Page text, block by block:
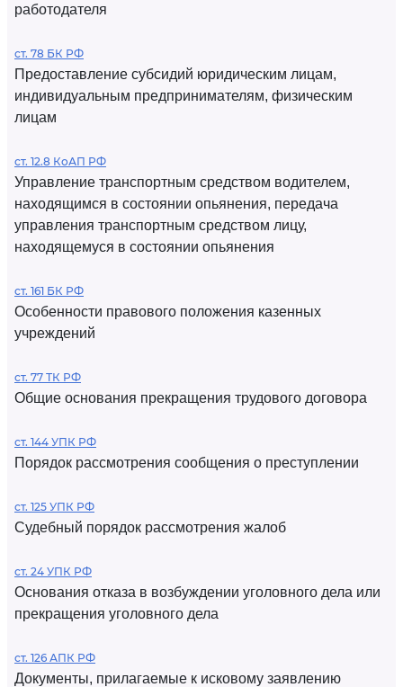
работодателя
ст. 78 БК РФ
Предоставление субсидий юридическим лицам,
индивидуальным предпринимателям, физическим
лицам
ст. 12.8 КоАП РФ
Управление транспортным средством водителем,
находящимся в состоянии опьянения, передача
управления транспортным средством лицу,
находящемуся в состоянии опьянения
ст. 161 БК РФ
Особенности правового положения казенных
учреждений
ст. 77 ТК РФ
Общие основания прекращения трудового договора
ст. 144 УПК РФ
Порядок рассмотрения сообщения о преступлении
ст. 125 УПК РФ
Судебный порядок рассмотрения жалоб
ст. 24 УПК РФ
Основания отказа в возбуждении уголовного дела или
прекращения уголовного дела
ст. 126 АПК РФ
Документы, прилагаемые к исковому заявлению